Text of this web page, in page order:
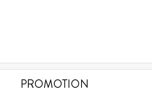
PROMOTION